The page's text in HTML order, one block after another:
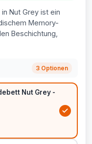
Nut Grey ist ein
Memory-
Beschichtung,
3 Optionen
Nut Grey -